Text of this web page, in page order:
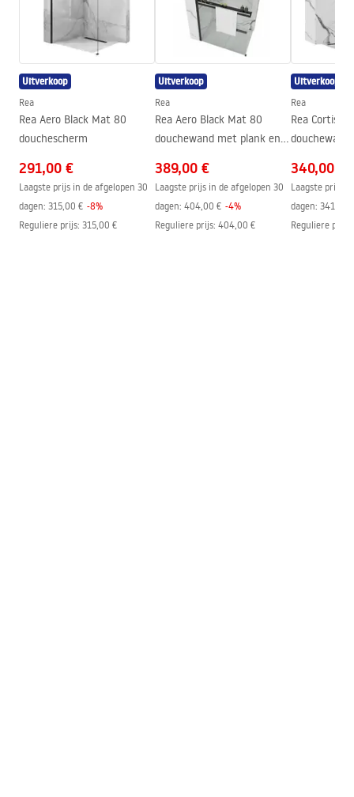
Baduitloop
Nee
Drukregeling
Ja
Anti-Calc Systeem
Coatingtechnologie
PVD
Garantie
Garantievoorwaarden
Warranty_Terms_and_Conditions_Faucets_-_5.pdf
Montage-instructies
shower_set.pdf
Uitverkoop
Rea
Rea Aero Black Mat 80
douchescherm
291,00 €
Laagste prijs in de afgelopen 30
dagen: 315,00 € -8%
Reguliere prijs: 315,00 €
Uitverkoop
Rea
Rea Aero Black Mat 80
douchewand met plank en
389,00 €
Laagste prijs in de afgelopen 30
dagen: 404,00 € -4%
Reguliere prijs: 404,00 €
Uitverkoop
Rea
Rea Cortis
douchewand
340,00 €
Laagste prijs
dagen: 341,00
Reguliere prijs